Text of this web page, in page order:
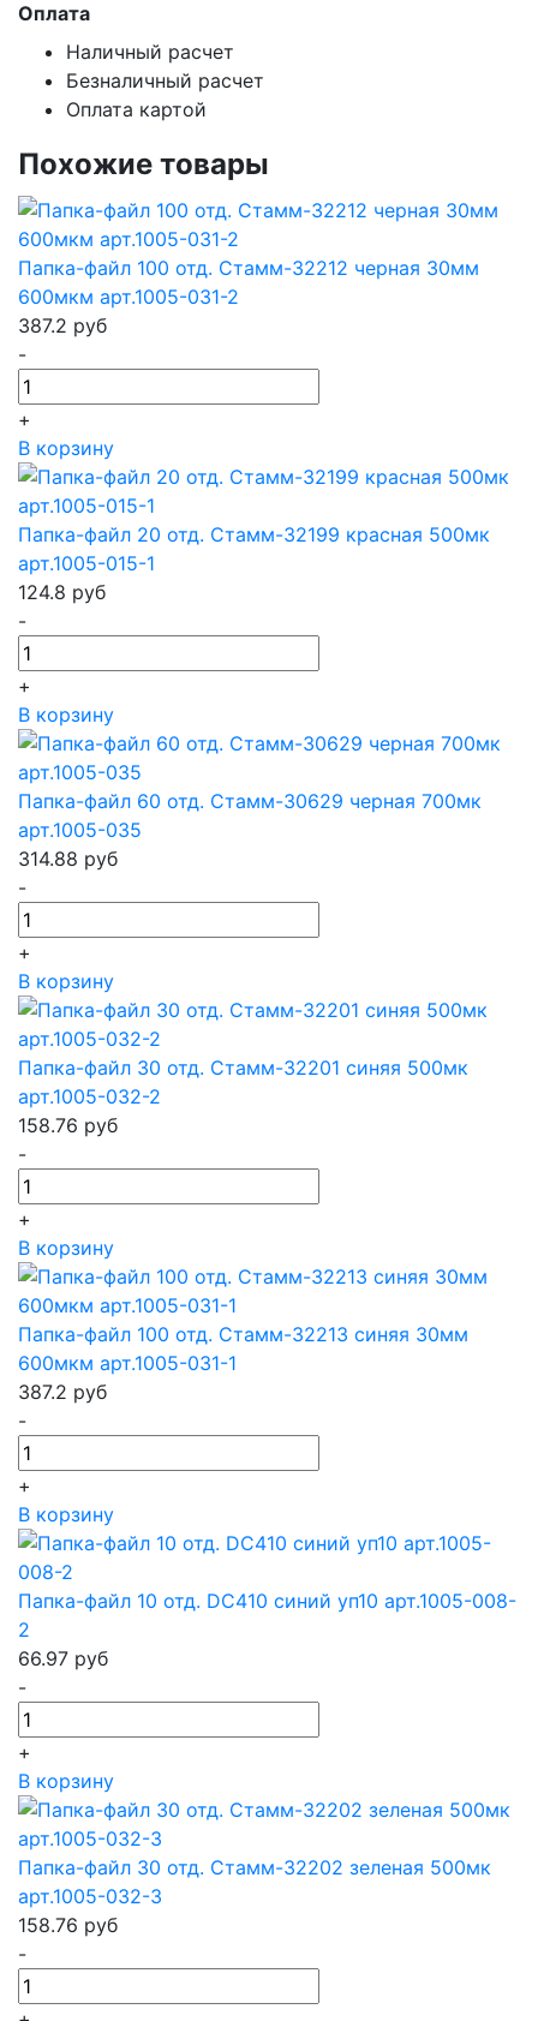
Оплата
Наличный расчет
Безналичный расчет
Оплата картой
Похожие товары
Папка-файл 100 отд. Стамм-32212 черная 30мм
600мкм арт.1005-031-2
387.2 руб
-
+
В корзину
Папка-файл 20 отд. Стамм-32199 красная 500мк
арт.1005-015-1
124.8 руб
-
+
В корзину
Папка-файл 60 отд. Стамм-30629 черная 700мк
арт.1005-035
314.88 руб
-
+
В корзину
Папка-файл 30 отд. Стамм-32201 синяя 500мк
арт.1005-032-2
158.76 руб
-
+
В корзину
Папка-файл 100 отд. Стамм-32213 синяя 30мм
600мкм арт.1005-031-1
387.2 руб
-
+
В корзину
Папка-файл 10 отд. DC410 синий уп10 арт.1005-008-
2
66.97 руб
-
+
В корзину
Папка-файл 30 отд. Стамм-32202 зеленая 500мк
арт.1005-032-3
158.76 руб
-